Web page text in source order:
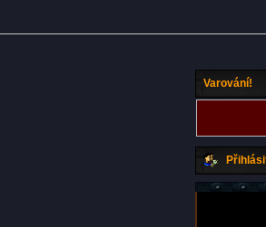
Varování!